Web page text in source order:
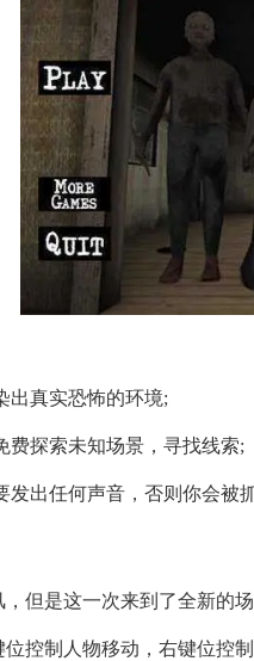
出真实恐怖的环境;
费探索未知场景，寻找线索;
发出任何声音，否则你会被
但是这一次来到了全新的
控制人物移动，右键位控